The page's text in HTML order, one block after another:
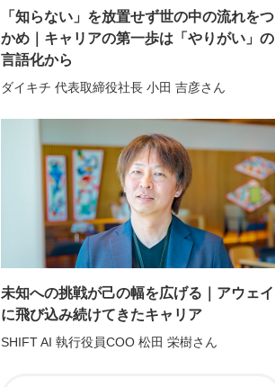
「知らない」を放置せず世の中の流れをつ
かめ｜キャリアの第一歩は「やりがい」の
言語化から
ダイキチ 代表取締役社長 小田 吉彦さん
未知への挑戦が己の幅を広げる｜アウェイ
に飛び込み続けてきたキャリア
SHIFT AI 執行役員COO 松田 栄樹さん